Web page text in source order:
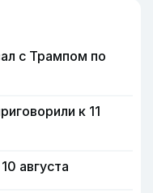
с Трампом по
к 11
августа